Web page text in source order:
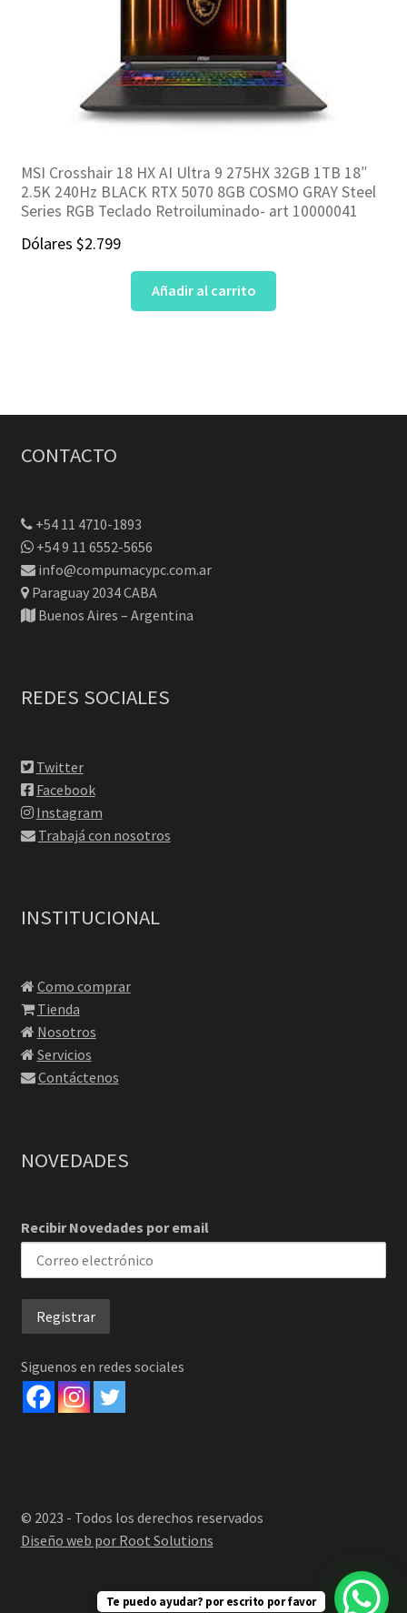
MSI Crosshair 18 HX AI Ultra 9 275HX 32GB 1TB 18″
2.5K 240Hz BLACK RTX 5070 8GB COSMO GRAY Steel
Series RGB Teclado Retroiluminado- art 10000041
Dólares $2.799
Añadir al carrito
CONTACTO
+54 11 4710-1893
+54 9 11 6552-5656
info@compumacypc.com.ar
Paraguay 2034 CABA
Buenos Aires – Argentina
REDES SOCIALES
Twitter
Facebook
Instagram
Trabajá con nosotros
INSTITUCIONAL
Como comprar
Tienda
Nosotros
Servicios
Contáctenos
NOVEDADES
Recibir Novedades por email
Siguenos en redes sociales
© 2023 - Todos los derechos reservados
Diseño web por Root Solutions
Te puedo ayudar? por escrito por favor